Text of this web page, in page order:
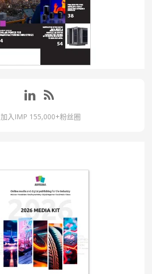
加入IMP 155,000+粉丝圈